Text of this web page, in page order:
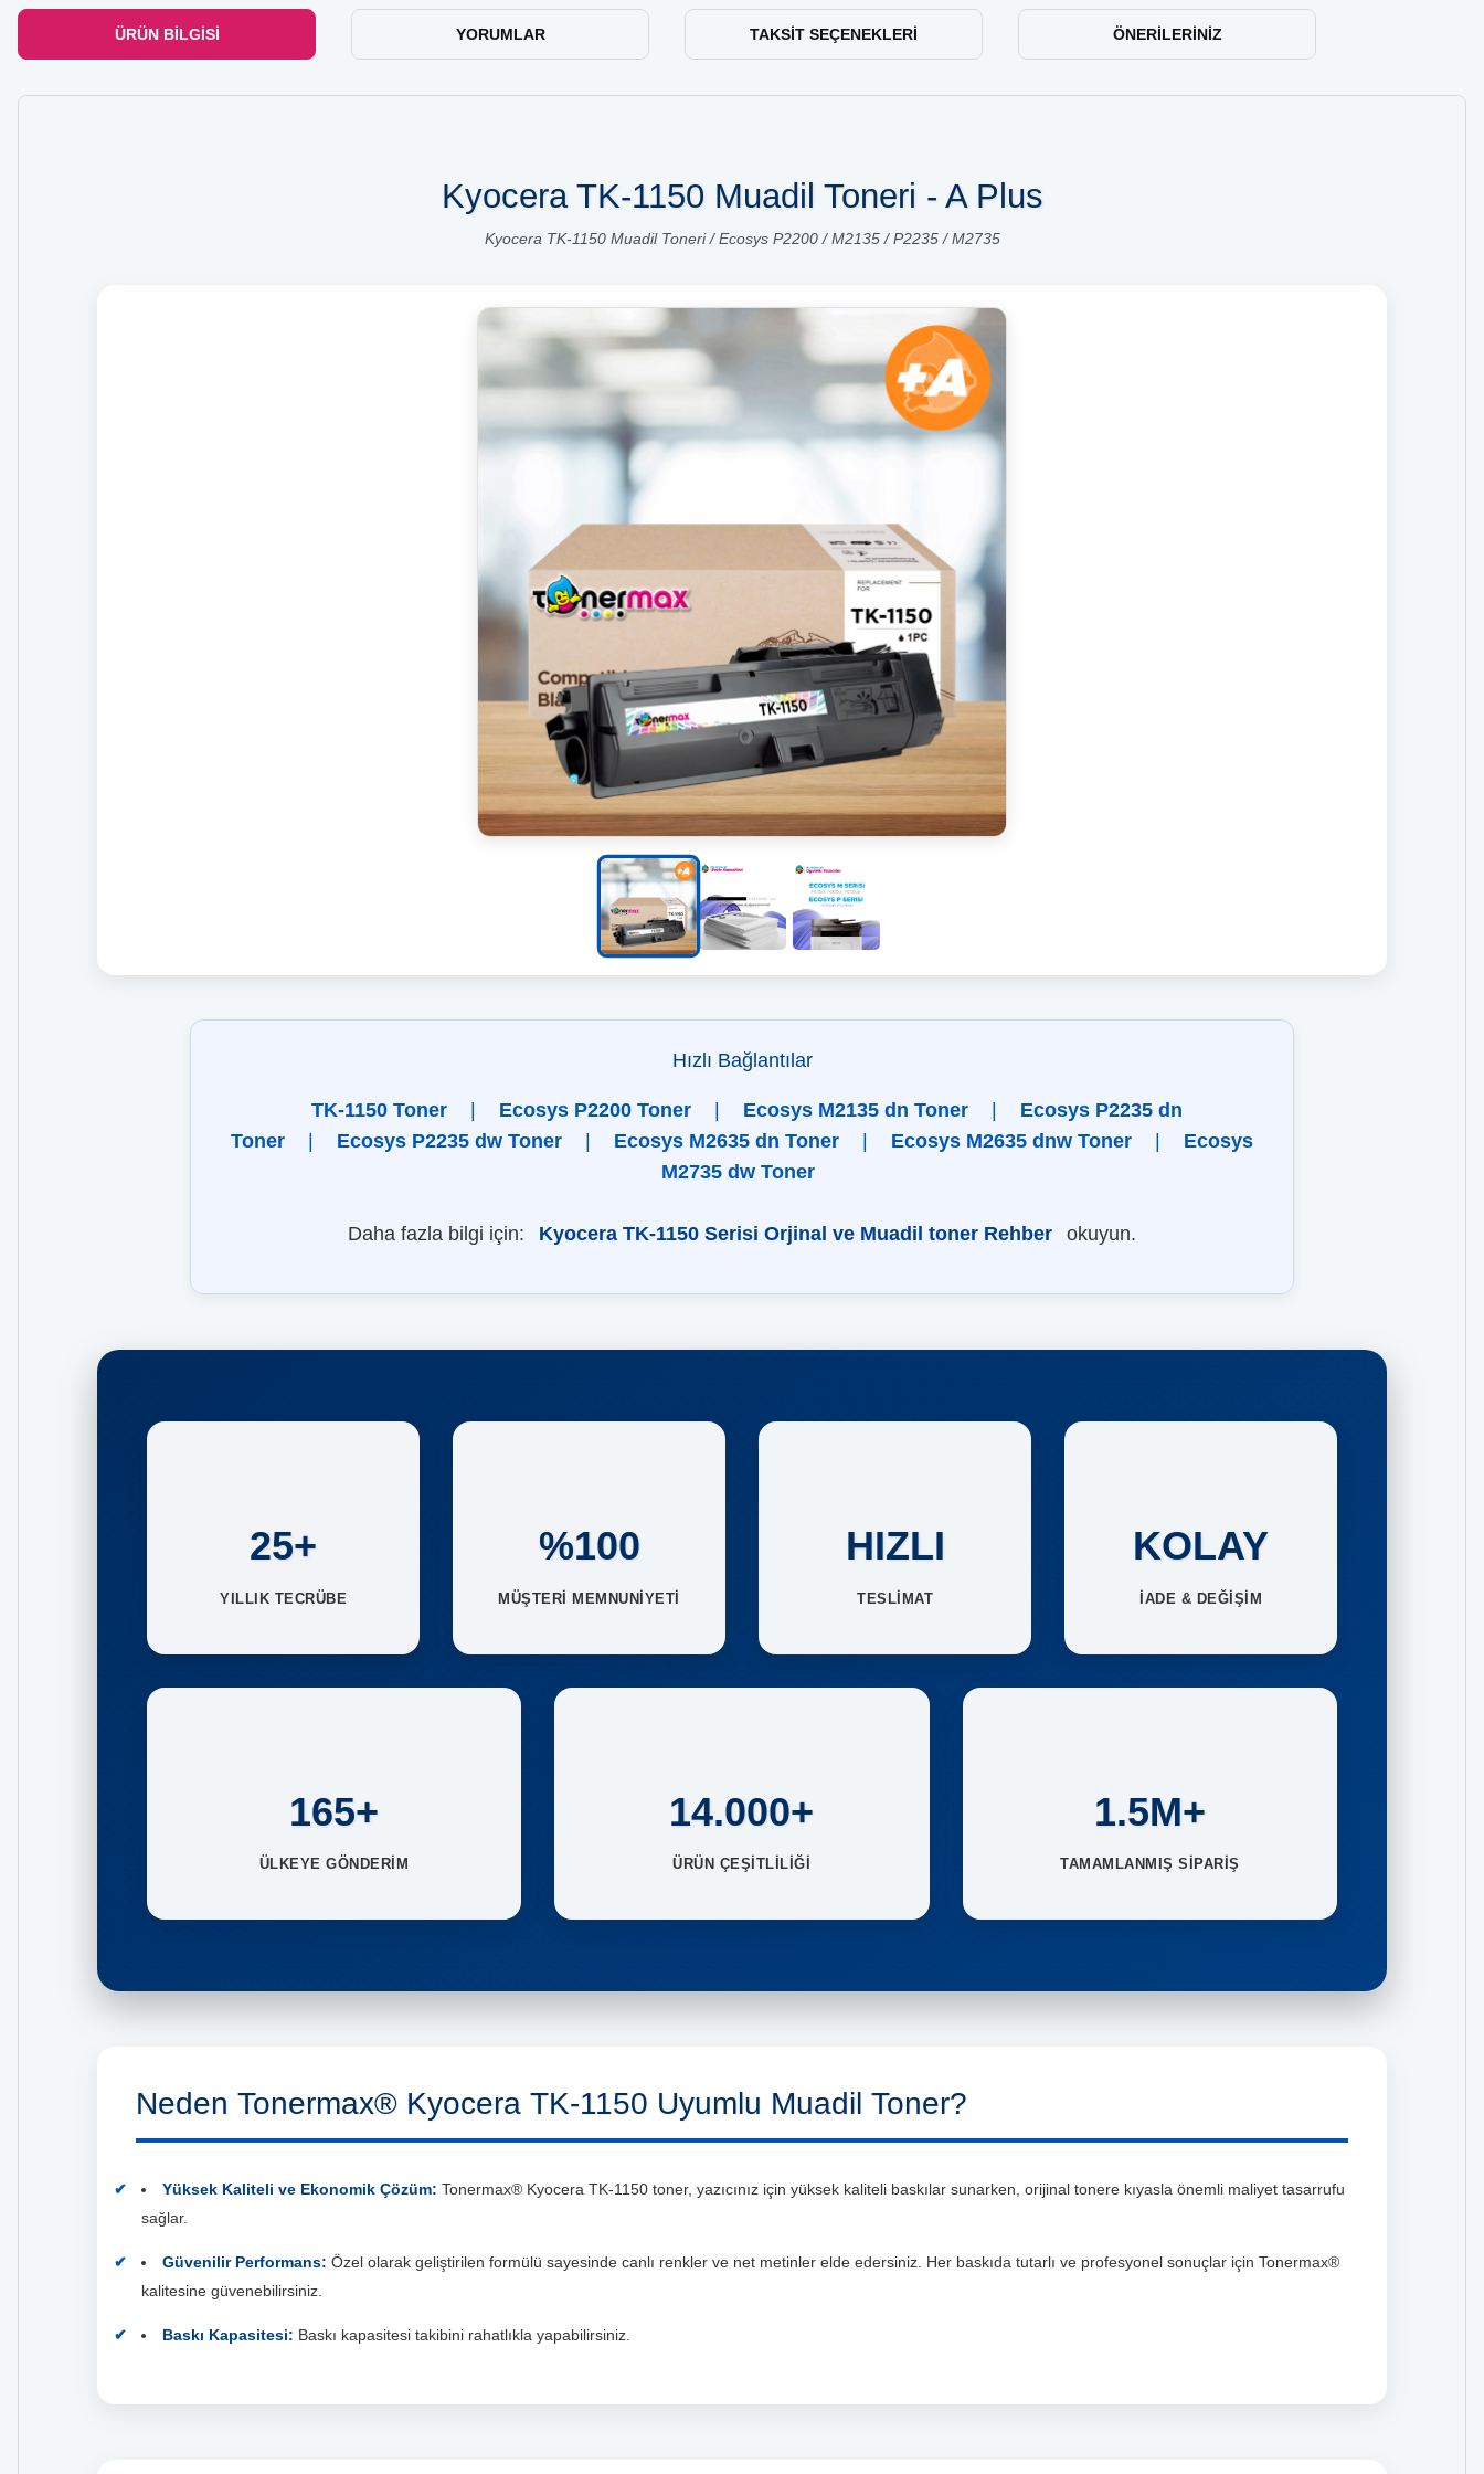
ÜRÜN BILGISI YORUMLAR TAKSIT SEÇENEKLERI ÖNERILERINIZ
Kyocera TK-1150 Muadil Toneri - A Plus
Kyocera TK-1150 Muadil Toneri / Ecosys P2200 / M2135 / P2235 / M2735
Hızlı Bağlantılar
TK-1150 Toner Ecosys P2200 Toner Ecosys M2135 dn Toner
Ecosys P2235 dn
Toner
Ecosys P2235 dw Toner Ecosys M2635 dn Toner Ecosys M2635 dnw Toner
Ecosys
M2735 dw Toner
Daha fazla bilgi için: Kyocera TK-1150 Serisi Orjinal ve Muadil toner Rehber okuyun.
25+
YILLIK TECRÜBE
%100
MÜŞTERİ MEMNUNİYETİ
HIZLI
TESLİMAT
KOLAY
İADE & DEĞİŞİM
165+
ÜLKEYE GÖNDERİM
14.000+
ÜRÜN ÇEŞİTLİLİĞİ
1.5M+
TAMAMLANMIŞ SİPARİŞ
Neden Tonermax® Kyocera TK-1150 Uyumlu Muadil Toner?
Yüksek Kaliteli ve Ekonomik Çözüm: Tonermax® Kyocera TK-1150 toner, yazıcınız için yüksek kaliteli baskılar sunarken, orijinal tonere kıyasla önemli maliyet tasarrufu
sağlar.
Güvenilir Performans: Özel olarak geliştirilen formülü sayesinde canlı renkler ve net metinler elde edersiniz. Her baskıda tutarlı ve profesyonel sonuçlar için Tonermax®
kalitesine güvenebilirsiniz.
Baskı Kapasitesi: Baskı kapasitesi takibini rahatlıkla yapabilirsiniz.